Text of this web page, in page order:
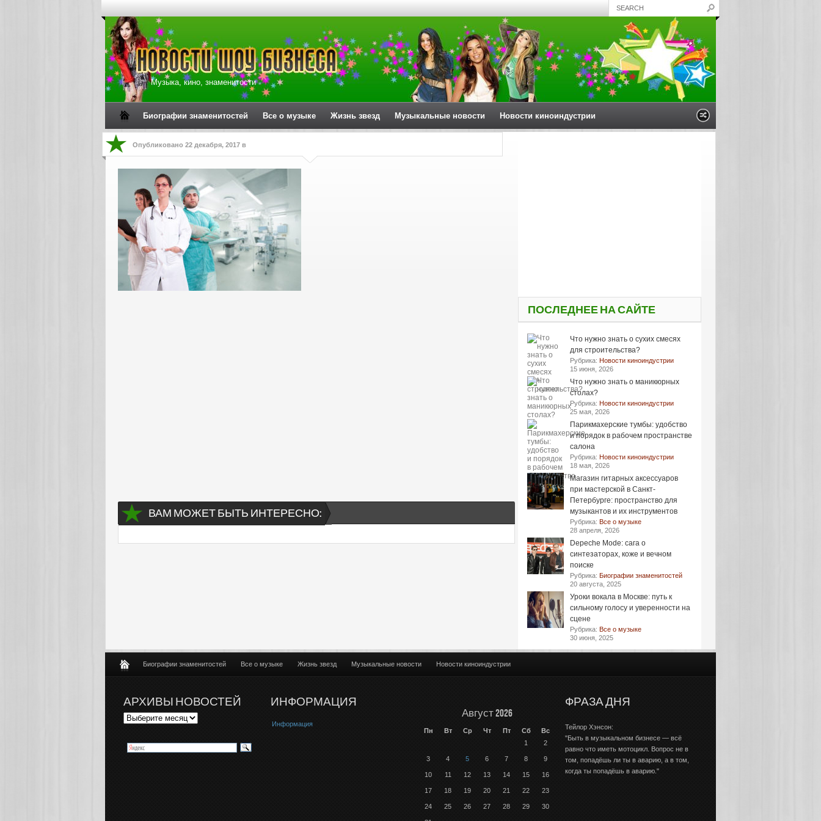
Музыка, кино, знаменитости
Биографии знаменитостей Все о музыке Жизнь звезд Музыкальные новости Новости киноиндустрии
Опубликовано 22 декабря, 2017 в
ВАМ МОЖЕТ БЫТЬ ИНТЕРЕСНО:
ПОСЛЕДНЕЕ НА САЙТЕ
Что нужно знать о сухих смесях
для строительства?
Рубрика: Новости киноиндустрии
15 июня, 2026
Что нужно знать о маникюрных
столах?
Рубрика: Новости киноиндустрии
25 мая, 2026
Парикмахерские тумбы: удобство
и порядок в рабочем пространстве
салона
Рубрика: Новости киноиндустрии
18 мая, 2026
Магазин гитарных аксессуаров
при мастерской в Санкт-
Петербурге: пространство для
музыкантов и их инструментов
Рубрика: Все о музыке
28 апреля, 2026
Depeche Mode: сага о
синтезаторах, коже и вечном
поиске
Рубрика: Биографии знаменитостей
20 августа, 2025
Уроки вокала в Москве: путь к
сильному голосу и уверенности на
сцене
Рубрика: Все о музыке
30 июня, 2025
Биографии знаменитостей Все о музыке Жизнь звезд Музыкальные новости Новости киноиндустрии
АРХИВЫ НОВОСТЕЙ ИНФОРМАЦИЯ
Информация
Август 2026
Пн Вт Ср Чт Пт Сб
Вс
1
2
3 4 5 6 7 8 9
10 11 12 13 14 15 16
17 18 19 20 21 22 23
24 25 26 27 28 29 30
ФРАЗА ДНЯ
Тейлор Хэнсон:
"Быть в музыкальном бизнесе — всё
равно что иметь мотоцикл. Вопрос не в
том, попадёшь ли ты в аварию, а в том,
когда ты попадёшь в аварию."